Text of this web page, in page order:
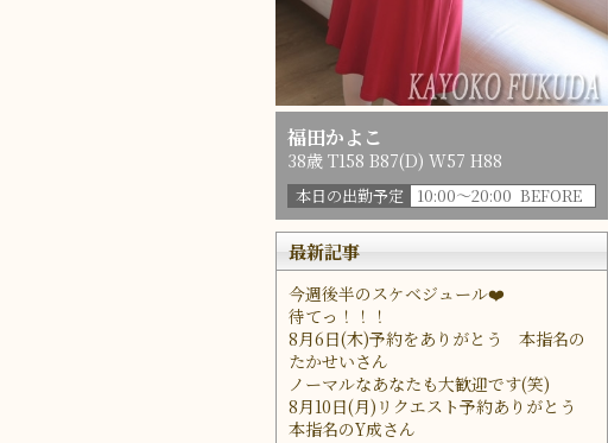
福田かよこ
38歳 T158 B87(D) W57 H88
本日の出勤予定 10:00～20:00 BEFORE
最新記事
今週後半のスケベジュール❤️
待てっ！！！
8月6日(木)予約をありがとう 本指名の
たかせいさん
ノーマルなあなたも大歓迎です(笑)
8月10日(月)リクエスト予約ありがとう
本指名のY成さん